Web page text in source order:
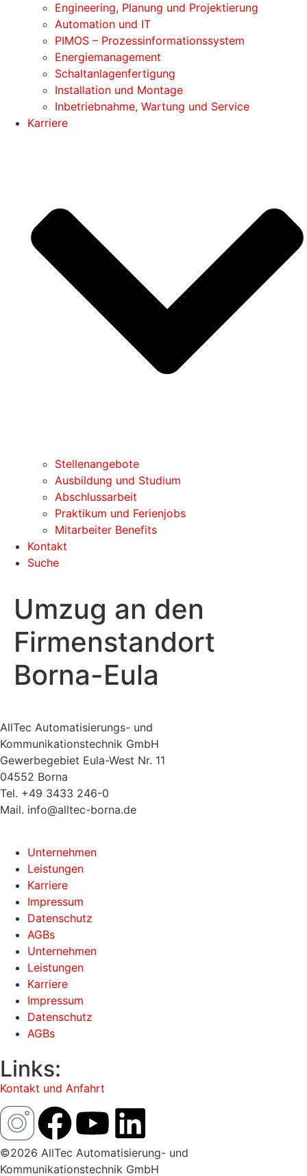
Engineering, Planung und Projektierung
Automation und IT
PIMOS – Prozessinformationssystem
Energiemanagement
Schaltanlagenfertigung
Installation und Montage
Inbetriebnahme, Wartung und Service
Karriere
Stellenangebote
Ausbildung und Studium
Abschlussarbeit
Praktikum und Ferienjobs
Mitarbeiter Benefits
Kontakt
Suche
Umzug an den
Firmenstandort
Borna-Eula
AllTec Automatisierungs- und
Kommunikationstechnik GmbH
Gewerbegebiet Eula-West Nr. 11
04552 Borna
Tel. +49 3433 246-0
Mail. info@alltec-borna.de
Unternehmen
Leistungen
Karriere
Impressum
Datenschutz
AGBs
Unternehmen
Leistungen
Karriere
Impressum
Datenschutz
AGBs
Links:
Kontakt und Anfahrt
©2026 AllTec Automatisierung- und
Kommunikationstechnik GmbH